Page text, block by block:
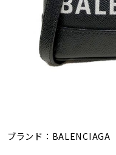
ブランド： BALENCIAGA